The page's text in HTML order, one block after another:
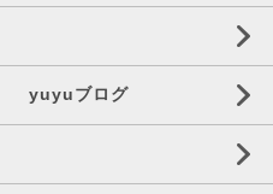
yuyuブログ